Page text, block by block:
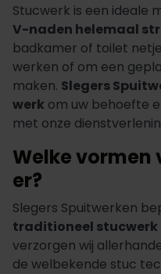
Stucwerk is een ideale
V-naden helemaal
badkamer of toilet
werken of om een
maken. Slegers
werk om uw behoefte
met onze
Welke vormen
er?
Slegers Spuitwerken
traditioneel stucwerk
verzorgen wij
de welbekende stuc